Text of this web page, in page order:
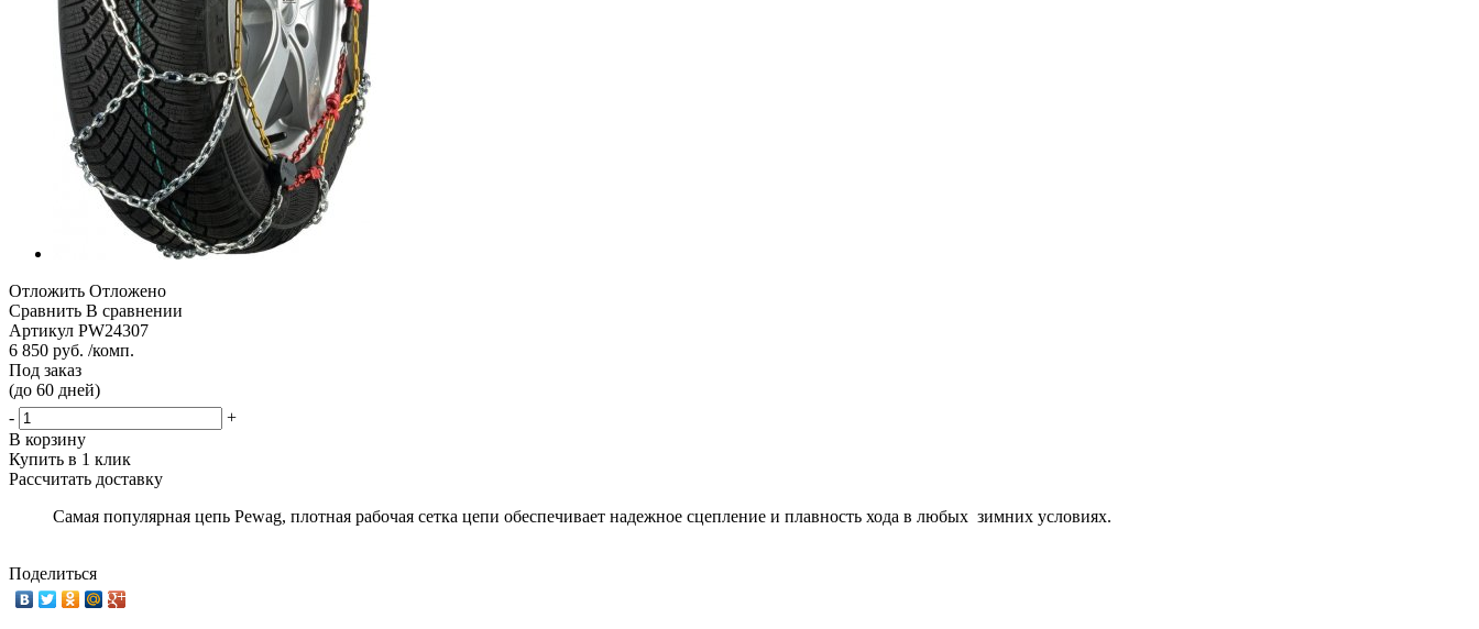
Отложить Отложено
Сравнить В сравнении
Артикул PW24307
6 850 руб. /комп.
Под заказ
(до 60 дней)
-
+
В корзину
Купить в 1 клик
Рассчитать доставку
Самая популярная цепь Pewag, плотная рабочая сетка цепи обеспечивает надежное сцепление и плавность хода в любых зимних условиях.
Поделиться